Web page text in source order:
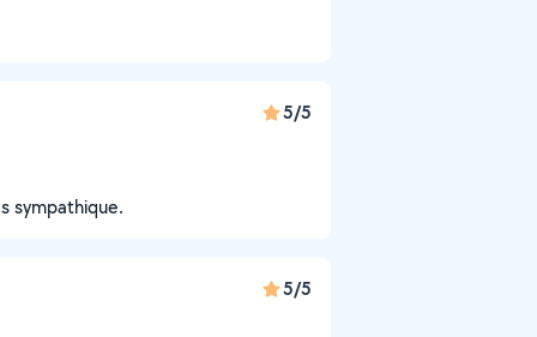
5/5
sympathique.
5/5